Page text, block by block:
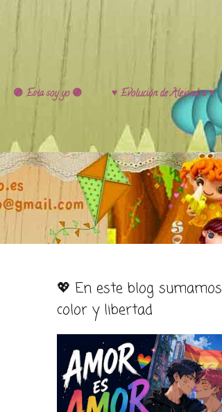
🟣 Esta soy yo 🟣
♥️ Evolución de Alejandra ♥️
💖 En este blog sumamos
color y libertad